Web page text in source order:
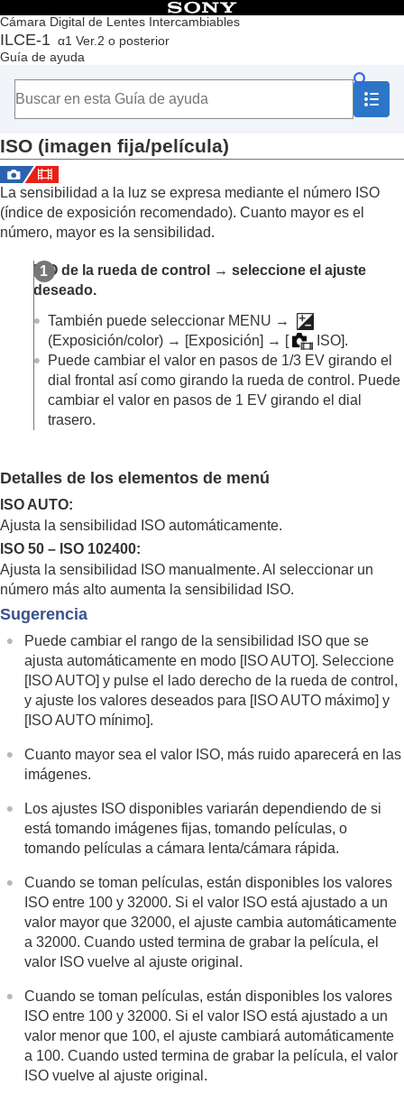
Cámara Digital de Lentes Intercambiables
ILCE-1 α1 Ver.2 o posterior
Guía de ayuda
Contenido
Principio
Cómo utilizar la “Guía de ayuda”
Comprobación de la cámara y los elementos suministrados
Operaciones básicas
Preparación de la cámara/Operaciones básicas de toma
Búsqueda de funciones desde MENU
Utilización de las funciones de toma de imágenes
Contenido de este capítulo
Selección de un modo de toma
AF de cara/ojo
Utilización de las funciones de enfoque
Ajuste de los modos de exposición/medición
Selección de la sensibilidad ISO
(imagen fija/película)
Límite rango ISO
(imagen fija/película)
ISO AUTO VO mín.
Func. capt. interv.
Toma de imágenes fijas con una resolución alta
Configuración de la calidad de imagen y del
formato de grabación
Utilización de funciones táctiles
Ajustes de obturación
Utilización del flash
Reducción de desenfoque
Compens. objetiv.(imagen fija/película)
Reducción de ruido
Configuración de la visualización del monitor
durante la toma
Creación de imágenes fijas mientras se graba
una película
Emisión de películas RAW a una grabadora RAW
externa
Transmisión en vivo de vídeo y audio
Visionado
Cambio de los ajustes de la cámara
Funciones disponibles con un smartphone
Utilización de un ordenador
Uso del servicio en la nube
Si tiene problemas
ISO (imagen fija/película)
La sensibilidad a la luz se expresa mediante el número ISO
(índice de exposición recomendado). Cuanto mayor es el
número, mayor es la sensibilidad.
ISO de la rueda de control → seleccione el ajuste
deseado.
También puede seleccionar MENU →
(Exposición/color) → [Exposición] → [ ISO].
Puede cambiar el valor en pasos de 1/3 EV girando el
dial frontal así como girando la rueda de control. Puede
cambiar el valor en pasos de 1 EV girando el dial
trasero.
Detalles de los elementos de menú
ISO AUTO:
Ajusta la sensibilidad ISO automáticamente.
ISO 50 – ISO 102400:
Ajusta la sensibilidad ISO manualmente. Al seleccionar un
número más alto aumenta la sensibilidad ISO.
Sugerencia
Puede cambiar el rango de la sensibilidad ISO que se
ajusta automáticamente en modo [ISO AUTO]. Seleccione
[ISO AUTO] y pulse el lado derecho de la rueda de control,
y ajuste los valores deseados para [ISO AUTO máximo] y
[ISO AUTO mínimo].
Cuanto mayor sea el valor ISO, más ruido aparecerá en las
imágenes.
Los ajustes ISO disponibles variarán dependiendo de si
está tomando imágenes fijas, tomando películas, o
tomando películas a cámara lenta/cámara rápida.
Cuando se toman películas, están disponibles los valores
ISO entre 100 y 32000. Si el valor ISO está ajustado a un
valor mayor que 32000, el ajuste cambia automáticamente
a 32000. Cuando usted termina de grabar la película, el
valor ISO vuelve al ajuste original.
Cuando se toman películas, están disponibles los valores
ISO entre 100 y 32000. Si el valor ISO está ajustado a un
valor menor que 100, el ajuste cambiará automáticamente
a 100. Cuando usted termina de grabar la película, el valor
ISO vuelve al ajuste original.